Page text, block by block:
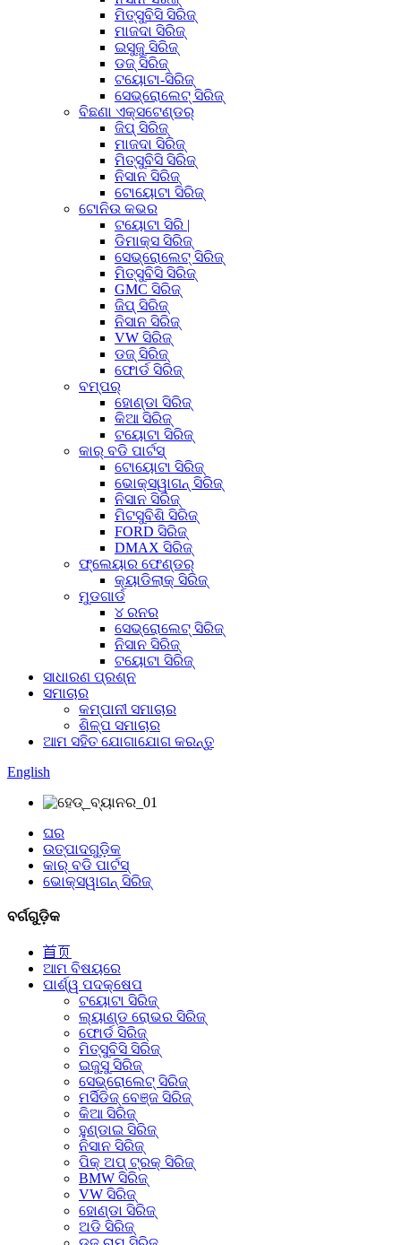
ମିତ୍ସୁବିସି ସିରିଜ୍
ମାଜଦା ସିରିଜ୍
ଇସୁଜୁ ସିରିଜ୍
ଡଜ୍ ସିରିଜ୍
ଟୟୋଟା-ସିରିଜ୍
ସେଭ୍ରୋଲେଟ୍ ସିରିଜ୍
ବିଛଣା ଏକ୍ସଟେଣ୍ଡର୍
ଜିପ୍ ସିରିଜ୍
ମାଜଦା ସିରିଜ୍
ମିତ୍ସୁବିସି ସିରିଜ୍
ନିସାନ ସିରିଜ୍
ଟୋୟୋଟା ସିରିଜ୍
ଟୋନିଉ କଭର
ଟୟୋଟା ସିରି |
ଡିମାକ୍ସ ସିରିଜ୍
ସେଭ୍ରୋଲେଟ୍ ସିରିଜ୍
ମିତ୍ସୁବିସି ସିରିଜ୍
GMC ସିରିଜ୍
ଜିପ୍ ସିରିଜ୍
ନିସାନ ସିରିଜ୍
VW ସିରିଜ୍
ଡଜ୍ ସିରିଜ୍
ଫୋର୍ଡ ସିରିଜ୍
ବମ୍ପର୍
ହୋଣ୍ଡା ସିରିଜ୍
କିଆ ସିରିଜ୍
ଟୟୋଟା ସିରିଜ୍
କାର୍ ବଡି ପାର୍ଟସ୍
ଟୋୟୋଟା ସିରିଜ୍
ଭୋକ୍ସୱାଗନ୍ ସିରିଜ୍
ନିସାନ ସିରିଜ୍
ମିଟସୁବିଶି ସିରିଜ୍
FORD ସିରିଜ୍
DMAX ସିରିଜ୍
ଫ୍ଲେୟାର ଫେଣ୍ଡର୍
କ୍ୟାଡିଲାକ୍ ସିରିଜ୍
ମୁଡଗାର୍ଡ
୪ ରନର
ସେଭ୍ରୋଲେଟ୍ ସିରିଜ୍
ନିସାନ ସିରିଜ୍
ଟୟୋଟା ସିରିଜ୍
ସାଧାରଣ ପ୍ରଶ୍ନ
ସମାଚାର
କମ୍ପାନୀ ସମାଚାର
ଶିଳ୍ପ ସମାଚାର
ଆମ ସହିତ ଯୋଗାଯୋଗ କରନ୍ତୁ
English
ଘର
ଉତ୍ପାଦଗୁଡ଼ିକ
କାର୍ ବଡି ପାର୍ଟସ୍
ଭୋକ୍ସୱାଗନ୍ ସିରିଜ୍
ବର୍ଗଗୁଡ଼ିକ
首页
ଆମ ବିଷୟରେ
ପାର୍ଶ୍ୱ ପଦକ୍ଷେପ
ଟୟୋଟା ସିରିଜ୍
ଲ୍ୟାଣ୍ଡ ରୋଭର ସିରିଜ୍
ଫୋର୍ଡ ସିରିଜ୍
ମିତ୍ସୁବିସି ସିରିଜ୍
ଇଜୁସୁ ସିରିଜ୍
ସେଭ୍ରୋଲେଟ୍ ସିରିଜ୍
ମର୍ସିଡିଜ୍ ବେଞ୍ଜ ସିରିଜ୍
କିଆ ସିରିଜ୍
ହୁଣ୍ଡାଇ ସିରିଜ୍
ନିସାନ ସିରିଜ୍
ପିକ୍ ଅପ୍ ଟ୍ରକ୍ ସିରିଜ୍
BMW ସିରିଜ୍
VW ସିରିଜ୍
ହୋଣ୍ଡା ସିରିଜ୍
ଅଡି ସିରିଜ୍